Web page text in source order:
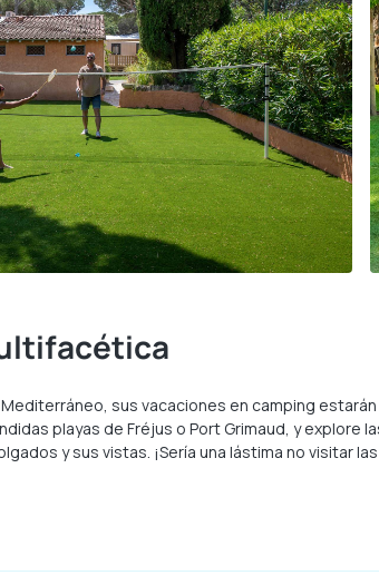
sus vacaciones en camping
playas de Fréjus o Port Grimaud, y explore
y sus vistas. ¡Sería una lástima no visitar